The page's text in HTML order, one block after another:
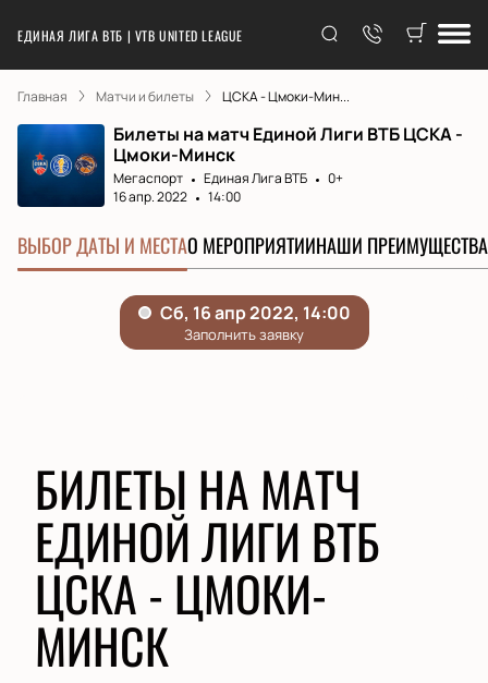
ЕДИНАЯ ЛИГА ВТБ | VTB UNITED LEAGUE
Главная Матчи и билеты ЦСКА - Цмоки-Мин...
Билеты на матч Единой Лиги ВТБ ЦСКА -
Цмоки-Минск
Мегаспорт Единая Лига ВТБ
0+
16 апр. 2022
14:00
ВЫБОР ДАТЫ И МЕСТАО МЕРОПРИЯТИИНАШИ ПРЕИМУЩЕСТВА
БИЛЕТЫ НА МАТЧ
ЕДИНОЙ ЛИГИ ВТБ
ЦСКА - ЦМОКИ-
МИНСК